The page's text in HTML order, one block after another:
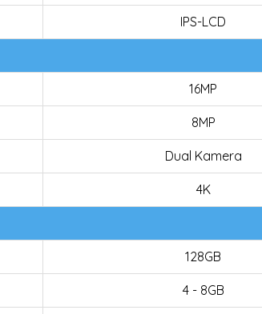
IPS-LCD
16MP
8MP
Dual Kamera
4K
128GB
4 - 8GB